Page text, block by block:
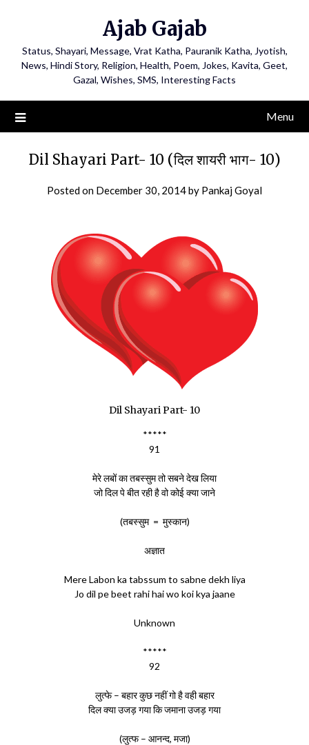
Ajab Gajab
Status, Shayari, Message, Vrat Katha, Pauranik Katha, Jyotish,
News, Hindi Story, Religion, Health, Poem, Jokes, Kavita, Geet,
Gazal, Wishes, SMS, Interesting Facts
Menu
Dil Shayari Part- 10 (दिल शायरी भाग- 10)
Posted on December 30, 2014by Pankaj Goyal
Dil Shayari Part- 10
*****
91
मेरे लबों का तबस्सुम तो सबने देख लिया
जो दिल पे बीत रही है वो कोई क्या जाने
(तबस्सुम = मुस्कान)
अज्ञात
Mere Labon ka tabssum to sabne dekh liya
Jo dil pe beet rahi hai wo koi kya jaane
Unknown
*****
92
लुत्फे – बहार कुछ नहीं गो है वही बहार
दिल क्या उजड़ गया कि जमाना उजड़ गया
(लुत्फ – आनन्द, मजा)